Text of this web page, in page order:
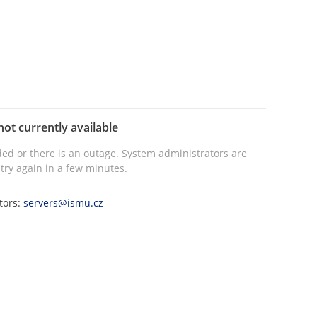
currently available
or there is an outage. System administrators are
again in a few minutes.
servers@ismu.cz